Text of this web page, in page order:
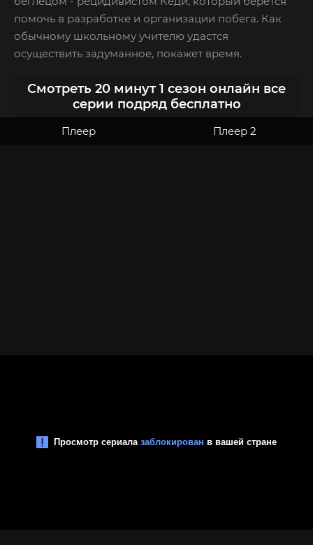
помочь в разработке и организации побега. Как
обычному школьному учителю удастся
осуществить задуманное, покажет время.
Смотреть 20 минут 1 сезон онлайн все
серии подряд бесплатно
Плеер Плеер 2